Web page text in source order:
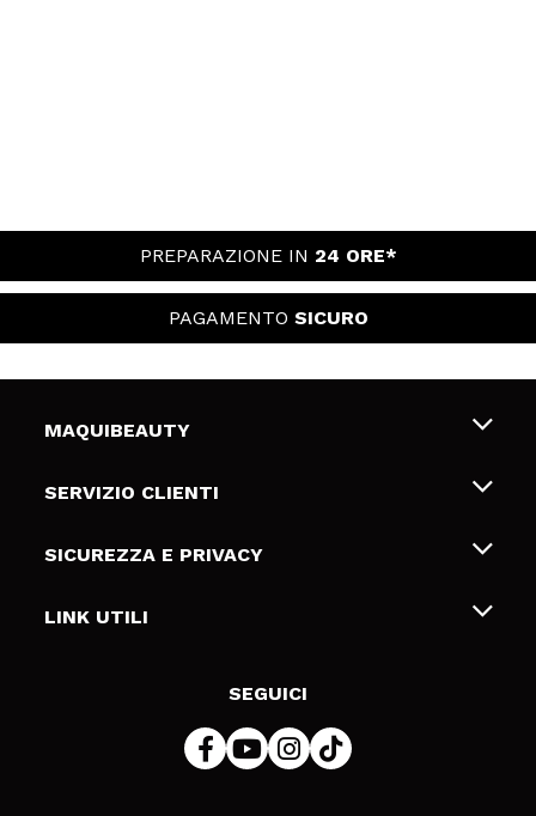
PREPARAZIONE IN 24 ORE*
PAGAMENTO SICURO
MAQUIBEAUTY
Chi siamo
Gift Cards
SERVIZIO CLIENTI
Spedizioni & Resi
Metodi di pagamamento
SICUREZZA E PRIVACY
Termini e condizioni
LINK UTILI
SEGUICI